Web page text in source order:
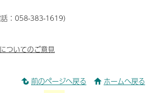
話：058-383-1619）
ついてのご意見
前のページへ戻る ホームへ戻る